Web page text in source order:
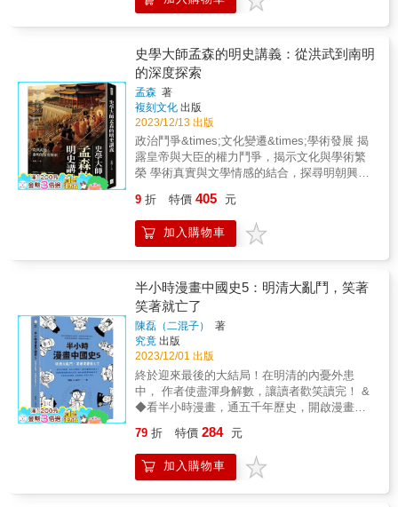
吳翎君（臺灣師範大學歷史學系教授）陸續出
言研究所研究員）《秦漢史》／李訓詳（臺北
大學歷史學系暨研究所助理教授）《隋唐五代
史》／陳登武（臺灣師範大學歷史學系教授）
《宋史》／梁庚堯（臺灣大學歷史學系名譽教
授）
現了當時社會的精神面貌和生活方式。最後，
紫禁城不僅收藏了無數珍寶，更透過古代典籍
出版和對古樹名木的保護，成為一座活的博物
館，讓後人得以了解不曾消逝的歷史。 本書特
色 本書深入探討紫禁城的建築格局、歷史背景
與文化象徵，透過豐富細緻的敘述，揭開了中
國最偉大宮殿的神祕面紗。從皇帝的生活瑣事
到宮廷內部的政治運作，從精緻浩繁的御膳到
紫禁城的御醫系統，書中不僅重現了宏偉的帝
國中心是如何運作的，也展示了在至高無上的
中度過其不平凡的一生。 &
共開八十八科（洪武六年至十六年，為杜虛文
應試，曾停開科舉者十年）。明代為時較近，
《天一閣書目》著錄洪武四年至崇禎十三年登
科錄五十一種，會試錄三十八種，各地鄉試錄
百餘種，網羅最富。今世藏家之有目錄可稽
者，則中央研究院藏明代登科錄、會試錄、鄉
試錄等二十三種（見中央研究院歷史語言研究
所善本書目）；國立中央圖書館藏三十種，前
國立北平圖書館所藏今由國立中央圖書館代藏
者三十六種（見國立中央圖書館善本書目增訂
圖書館藏中國善本書錄）；他處或尚有之。當
此歷史文獻日益凋零之際，此等資料誠有妥為
保存，廣為印行流傳之必要。然書籍通假不
易，爰就國立中央圖書館所藏及代管國立北平
圖書館所藏者，合登科錄、會試錄、鄉試錄、
武舉錄等，共得六十六種，彙為一編，命之曰
「明代登科錄彙編」。其目如後： 建文二年會
試錄一卷殿試登科錄一卷 明陳 迪等編 明
烏絲闌鈔本 永樂十年進士登科錄一卷 明呂
震等編 明永樂間刊本 正統十年會試錄 一
卷 明錢習禮等編 明正統間刊本 天順元年進
士登科錄一卷 明不著編人姓名 明天順間刊
本 成化元年山東鄉試錄一卷 明吳 啟等編
明成化間刊本 成化五年進士登科錄一卷 明
姚 夔等編 明成化間刊本 成化七年廣西鄉試
錄一卷 明單 暠等編 明成化間刊本 成化八
年進士登科錄一卷 明鄒 等編 明成化間刊
本 弘治二年山東鄉試錄一卷 明凌 樞等編
★海瑞在奏章上罵他：「天下不直陛下久
弊，天下視他為明朝的中興雄主； 他沉迷玄
修，寵信嚴嵩，亦是政治手腕爐火純青，誅戮
任情、狠戾苛刻之君。 文史大家，數十年研究
心血之作 多視角還原最真實的嘉靖帝 嘉靖，這
位明朝在位第二長的帝王，也是大明王朝最特
立獨行、爭議最多，最難以準確評價的國君！
他可說是有明一代讀書最多、學問最好的皇
帝，尤其難得還擁有出色的政治天賦和權謀手
腕，具備了一切成為明君的特點。但他性格複
雜多變，時而寬厚仁孝，時而暴虐殘酷，集各
五年，人們讀史常只記得他二十四年沒有上
朝，以及迷信修仙、寵信奸臣嚴嵩的種種昏庸
作為。然而他絕不是無能的昏君。相反的，嘉
的無上權威。即便到晚年，他失去了治世的熱
情，卻也從未忘記履行國君的職責。 嘉靖帝御
極之初，英氣勃勃，君臣合作無間，力除一切
前朝弊政，天下大振，以為大明即將迎來中興
盛世。未料，青年皇帝的仁孝與愛慕父母之
心，卻很快陷入繼位繼統與大小宗之爭。嘉靖
公然與群臣對立，雖然最後大獲全勝，卻從此
影響了朝政的走向與官僚的風氣。嘉靖雖一直
斷，使許多英才含冤而死。他乾綱獨斷，誅戮
任情，最後陷溺於齋醮和長生術，致巨奸嚴嵩
得以怙寵擅權。但即便嘉靖老年因服食丹藥中
毒，命不久矣，仍保留一些最後的清醒，下旨
剷除權奸與干政的術士，甚至饒過那位上疏罵
史學大師孟森的明史講義：從洪武到南明
的深度探索
孟森 著
複刻文化 出版
2023/12/13 出版
政治鬥爭&times;文化變遷&times;學術發展 揭
露皇帝與大臣的權力鬥爭，揭示文化與學術繁
榮 學術真實與文學情感的結合，探尋明朝興衰
明朝的歷史分為多個時期，從其建國之初的洪
武年間，到後期的萬曆時代，再至明朝的終結
與南明的短暫存在，每一個時期都有其獨特的
發展、文化交流等重要事件。 ❚皇帝與大臣：
權力遊戲的核心 書中特別強調明朝皇帝與大臣
之間的關係，從早期的太祖洪武帝與他的功
臣，到萬曆帝時期與大臣的矛盾關係，這些關
係不僅影響明朝的政治局勢，更深遠地影響了
明朝的命運。 ❚文化與學術：明朝的繁榮與變
遷 明朝不僅是政治和經濟的繁榮時期，也是中
國文化和學術的一個重要時期。從早期的洪武
年間的學術發展，到萬曆時期的文化變遷，再
到明朝末期的學術衰退，每一個時期都有其獨
朝的最後時刻 明朝的終結並不意味著明朝文化
的消失，南明雖然短暫，但其存在意味著明朝
文化的延續。作者對南明的描述既有歷史的真
9 折 特價 405 元
加入購物車
半小時漫畫中國史5：明清大亂鬥，笑著
笑著就亡了
陳磊（二混子）
著
究竟 出版
2023/12/01 出版
終於迎來最後的大結局！在明清的內憂外患
中， 作者使盡渾身解數，讓讀者歡笑讀完！ &
◆看半小時漫畫，通五千年歷史，開啟漫畫讀
無關緊要的細枝末節，手繪的帝王將相、豪傑
梟雄，呆萌又可愛。 & 《半小時漫畫中國史》
大結局！ 明清盛世，是非成敗轉頭空 & 明朝皇
79 折 特價 284 元
加入購物車